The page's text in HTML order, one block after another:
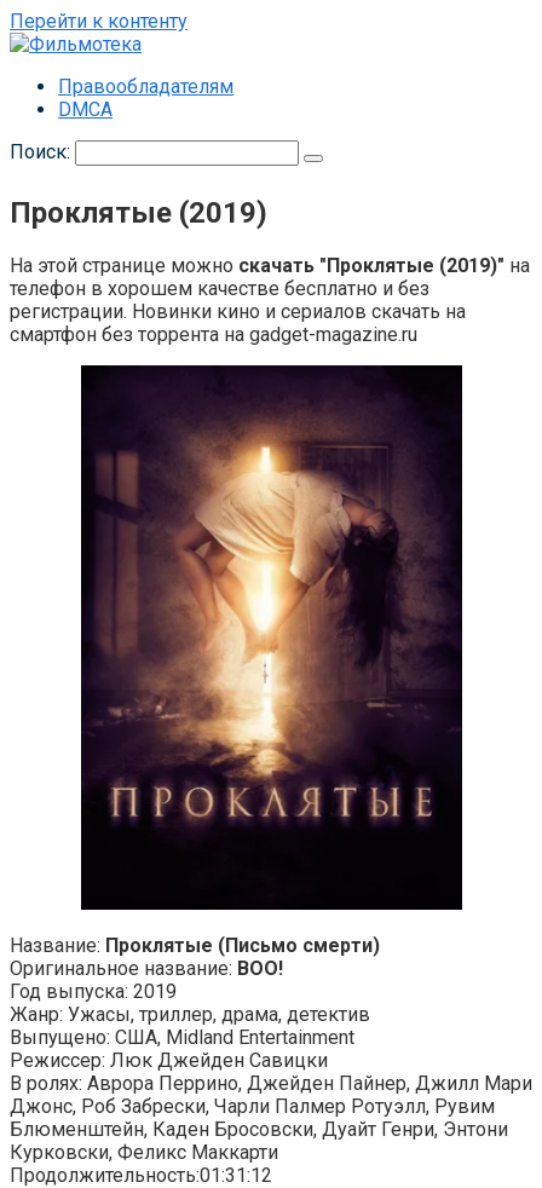
Перейти к контенту
Правообладателям
DMCA
Поиск:
Проклятые (2019)
На этой странице можно скачать "Проклятые (2019)" на
телефон в хорошем качестве бесплатно и без
регистрации. Новинки кино и сериалов скачать на
смартфон без торрента на gadget-magazine.ru
Название: Проклятые (Письмо смерти)
Оригинальное название: BOO!
Год выпуска: 2019
Жанр: Ужасы, триллер, драма, детектив
Выпущено: США, Midland Entertainment
Режиссер: Люк Джейден Савицки
В ролях: Аврора Перрино, Джейден Пайнер, Джилл Мари
Джонс, Роб Забрески, Чарли Палмер Ротуэлл, Рувим
Блюменштейн, Каден Бросовски, Дуайт Генри, Энтони
Курковски, Феликс Маккарти
Продолжительность:01:31:12